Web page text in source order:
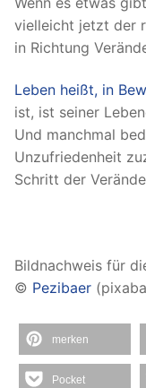
vielleicht jetzt der
in Richtung
Leben heißt, in
ist, ist seiner
Und manchmal
Unzufriedenheit
Schritt der
Bildnachweis für
© Pezibaer
merken
Pocket